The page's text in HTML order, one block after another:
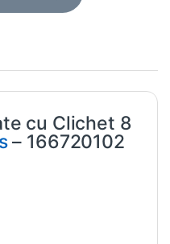
cu Clichet 8
– 166720102